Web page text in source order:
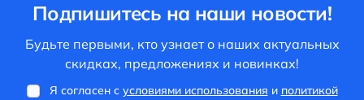
Подпишитесь на наши новости!
Будьте первыми, кто узнает о наших актуальных
скидках, предложениях и новинках!
Я согласен с условиями использования и политикой